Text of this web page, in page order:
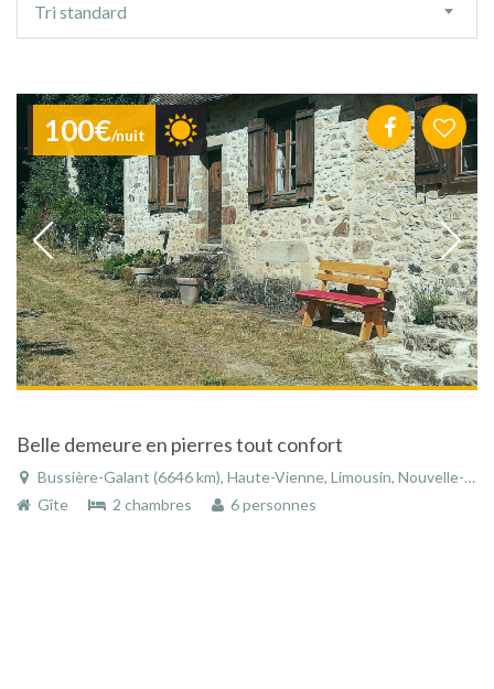
tri
Tri standard
100€/nuit
Belle demeure en pierres tout confort
Bussière-Galant (6646 km), Haute-Vienne, Limousin, Nouvelle-Aquitaine, France
Gîte
2 chambres 6 personnes